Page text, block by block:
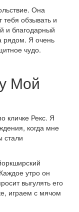
Она
тебя обзывать и
и благодарный
рядом. Я очень
чудо.
Мой
кличке Рекс. Я
когда мне
стали
утро он
выгулять его
играем с мячом